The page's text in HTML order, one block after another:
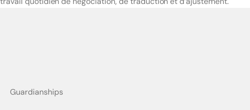
Guardianships